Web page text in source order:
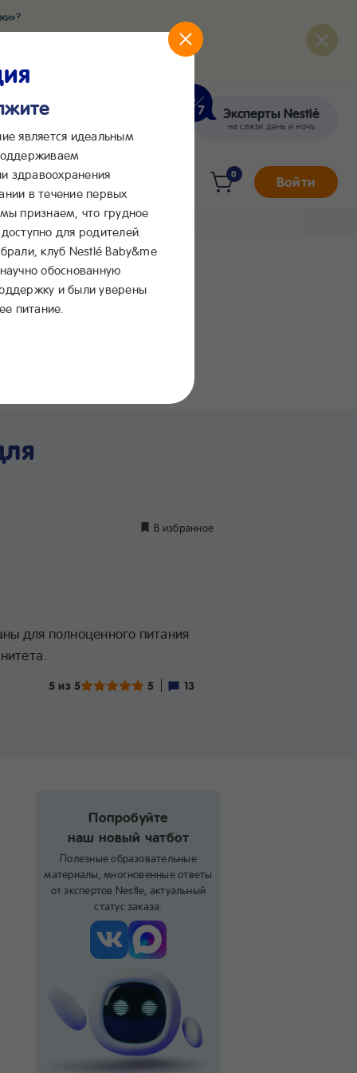
вашего малыша
Эксперты Nestlé
на связи день и ночь
0 Войти
В избранное
для полноценного питания
5 из 5 5 13
Попробуйте
наш новый чатбот
Полезные образовательные
материалы, многновенные ответы
от экспертов Nestle, актуальный
статус заказа.
является идеальным
здравоохранения
в течение первых
признаем, что грудное
для родителей.
клуб Nestlé Baby&me
обоснованную
и были уверены
питание.